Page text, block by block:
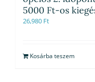
5000 Ft-os
26,980 Ft
Kosárba teszem